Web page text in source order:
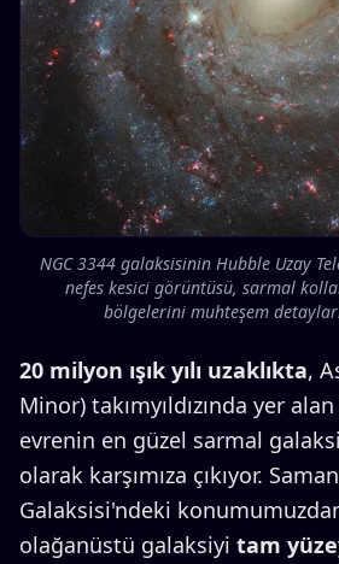
NGC 3344 galaksisinin Hubble Uzay
nefes kesici görüntüsü, sarmal
bölgelerini muhteşem
20 milyon ışık yılı uzaklıkta,
Minor) takımyıldızında yer alan
evrenin en güzel sarmal
olarak karşımıza çıkıyor.
Galaksisi'ndeki
olağanüstü galaksiyi tam